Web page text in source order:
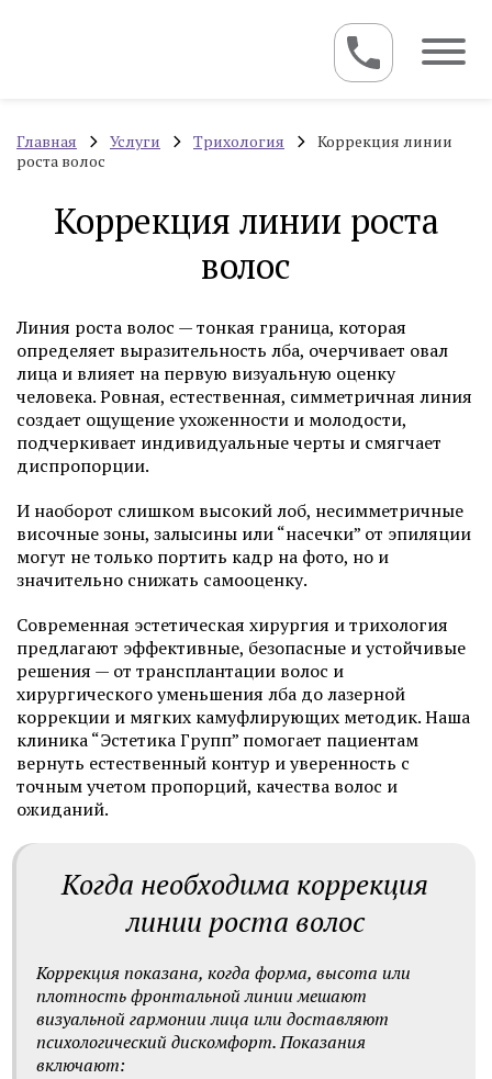
Главная Услуги Трихология
Коррекция линии
роста волос
Коррекция линии роста
волос
Линия роста волос — тонкая граница, которая
определяет выразительность лба, очерчивает овал
лица и влияет на первую визуальную оценку
человека. Ровная, естественная, симметричная линия
создает ощущение ухоженности и молодости,
подчеркивает индивидуальные черты и смягчает
диспропорции.
И наоборот слишком высокий лоб, несимметричные
височные зоны, залысины или “насечки” от эпиляции
могут не только портить кадр на фото, но и
значительно снижать самооценку.
Современная эстетическая хирургия и трихология
предлагают эффективные, безопасные и устойчивые
решения — от трансплантации волос и
хирургического уменьшения лба до лазерной
коррекции и мягких камуфлирующих методик. Наша
клиника “Эстетика Групп” помогает пациентам
вернуть естественный контур и уверенность с
точным учетом пропорций, качества волос и
ожиданий.
Когда необходима коррекция
линии роста волос
Коррекция показана, когда форма, высота или
плотность фронтальной линии мешают
визуальной гармонии лица или доставляют
психологический дискомфорт. Показания
включают: